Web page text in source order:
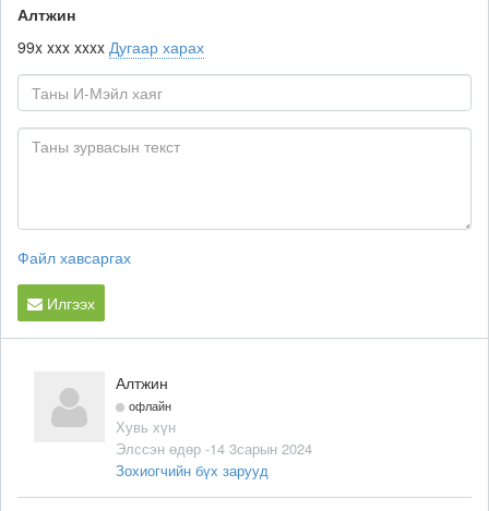
Алтжин
99x xxx xxxx Дугаар харах
Файл хавсаргах
Илгээх
Алтжин
офлайн
Хувь хүн
Элссэн өдөр -14 3сарын 2024
Зохиогчийн бүх зарууд